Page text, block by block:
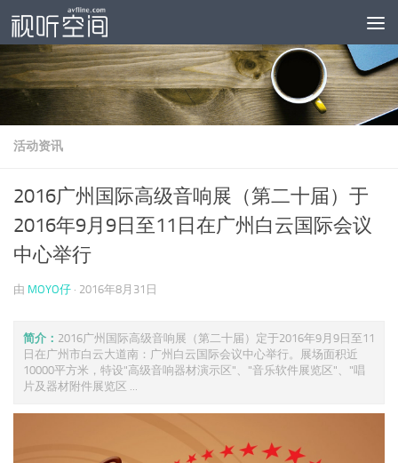
跳至内容
活动资讯
2016广州国际高级音响展（第二十届）于
2016年9月9日至11日在广州白云国际会议
中心举行
由 MOYO仔 · 2016年8月31日
简介： 2016广州国际高级音响展（第二十届）定于2016年9月9日至11
日在广州市白云大道南：广州白云国际会议中心举行。展场面积近
10000平方米，特设"高级音响器材演示区"、"音乐软件展览区"、"唱
片及器材附件展览区 ...